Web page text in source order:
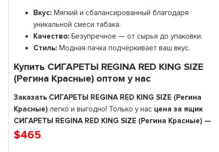
Вкус: Мягкий и сбалансированный благодаря
уникальной смеси табака.
Качество: Безупречное — от сырья до упаковки.
Стиль: Модная пачка подчёркивает ваш вкус.
Купить СИГАРЕТЫ REGINA RED KING SIZE
(Регина Красные) оптом у нас
Заказать СИГАРЕТЫ REGINA RED KING SIZE (Регина
Красные) легко и выгодно! Только у нас цена за ящик
СИГАРЕТЫ REGINA RED KING SIZE (Регина Красные) —
$465.